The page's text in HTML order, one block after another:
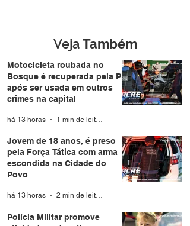
VejaTambém
Motocicleta roubada no
Bosque é recuperada pela PM
após ser usada em outros
crimes na capital
há 13 horas
Jovem de 18 anos, é preso
pela Força Tática com arma
escondida na Cidade do
Povo
há 13 horas 2 min de leitura
Polícia Militar promove